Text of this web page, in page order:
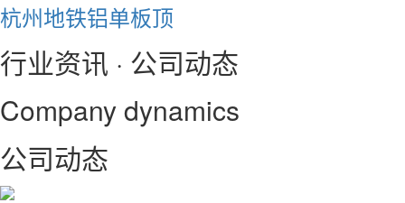
杭州地铁铝单板顶
行业资讯 · 公司动态
Company dynamics
公司动态